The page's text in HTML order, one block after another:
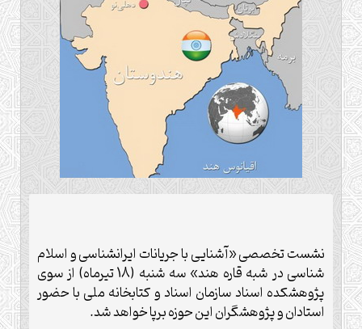
نشست تخصصی «آشنایی با جریانات ایرانشناسی و اسلام‌
شناسی در شبه ‌قاره هند» سه ‌شنبه (18 تیرماه) از سوی
پژوهشكده اسناد سازمان اسناد و کتابخانه ملی با حضور
استادان و پژوهشگران این حوزه برپا خواهد شد.